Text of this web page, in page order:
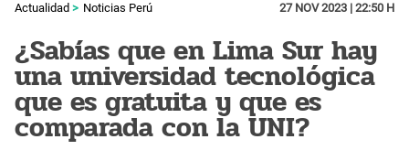
Actualidad Noticias Perú 27 NOV 2023 | 22:50 H
¿Sabías que en Lima Sur hay
una universidad tecnológica
que es gratuita y que es
comparada con la UNI?